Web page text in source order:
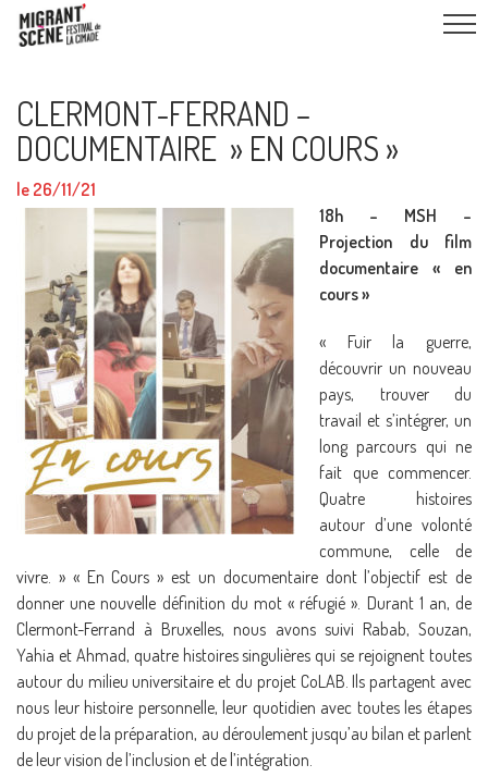
CLERMONT-FERRAND –
DOCUMENTAIRE » EN COURS »
le 26/11/21
18h – MSH –
Projection du film
documentaire « en
cours »
« Fuir la guerre,
découvrir un nouveau
pays, trouver du
travail et s’intégrer, un
long parcours qui ne
fait que commencer.
Quatre histoires
autour d’une volonté
commune, celle de
vivre. » « En Cours » est un documentaire dont l’objectif est de
donner une nouvelle définition du mot « réfugié ». Durant 1 an, de
Clermont-Ferrand à Bruxelles, nous avons suivi Rabab, Souzan,
Yahia et Ahmad, quatre histoires singulières qui se rejoignent toutes
autour du milieu universitaire et du projet CoLAB. Ils partagent avec
nous leur histoire personnelle, leur quotidien avec toutes les étapes
du projet de la préparation, au déroulement jusqu’au bilan et parlent
de leur vision de l’inclusion et de l’intégration.